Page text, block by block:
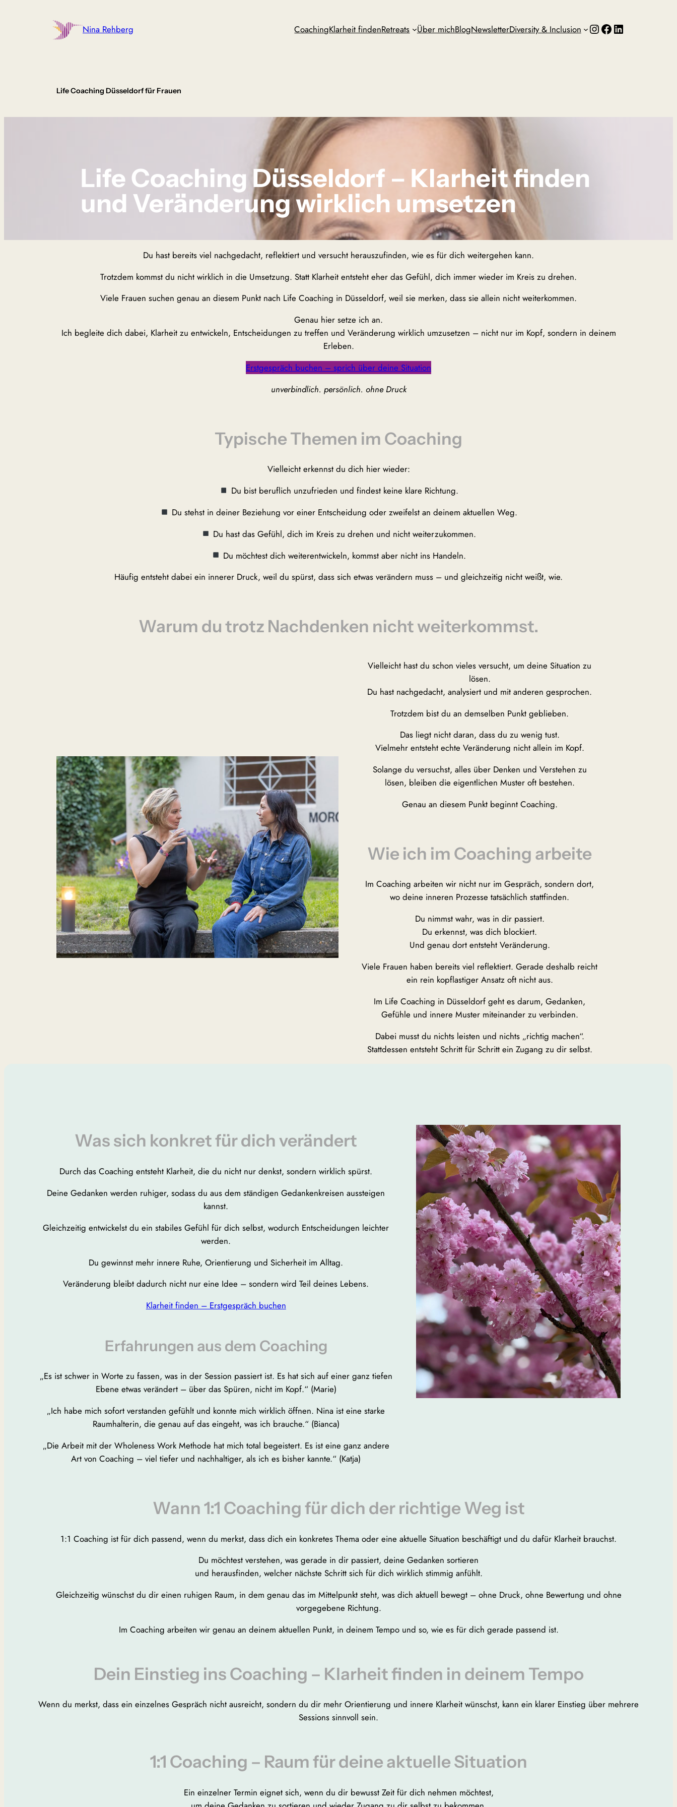
Nina Rehberg CoachingKlarheit findenRetreats Über michBlogNewsletterDiversity & Inclusion Instagram
Facebook
LinkedIn
Life Coaching Düsseldorf für Frauen
Life Coaching Düsseldorf – Klarheit finden
und Veränderung wirklich umsetzen
Du hast bereits viel nachgedacht, reflektiert und versucht herauszufinden, wie es für dich weitergehen kann.
Trotzdem kommst du nicht wirklich in die Umsetzung. Statt Klarheit entsteht eher das Gefühl, dich immer wieder im Kreis zu drehen.
Viele Frauen suchen genau an diesem Punkt nach Life Coaching in Düsseldorf, weil sie merken, dass sie allein nicht weiterkommen.
Genau hier setze ich an.
Ich begleite dich dabei, Klarheit zu entwickeln, Entscheidungen zu treffen und Veränderung wirklich umzusetzen – nicht nur im Kopf, sondern in deinem
Erleben.
Erstgespräch buchen – sprich über deine Situation
unverbindlich. persönlich. ohne Druck
Typische Themen im Coaching
Vielleicht erkennst du dich hier wieder:
Du bist beruflich unzufrieden und findest keine klare Richtung.
Du stehst in deiner Beziehung vor einer Entscheidung oder zweifelst an deinem aktuellen Weg.
Du hast das Gefühl, dich im Kreis zu drehen und nicht weiterzukommen.
Du möchtest dich weiterentwickeln, kommst aber nicht ins Handeln.
Häufig entsteht dabei ein innerer Druck, weil du spürst, dass sich etwas verändern muss – und gleichzeitig nicht weißt, wie.
Warum du trotz Nachdenken nicht weiterkommst.
Vielleicht hast du schon vieles versucht, um deine Situation zu
lösen.
Du hast nachgedacht, analysiert und mit anderen gesprochen.
Trotzdem bist du an demselben Punkt geblieben.
Das liegt nicht daran, dass du zu wenig tust.
Vielmehr entsteht echte Veränderung nicht allein im Kopf.
Solange du versuchst, alles über Denken und Verstehen zu
lösen, bleiben die eigentlichen Muster oft bestehen.
Genau an diesem Punkt beginnt Coaching.
Wie ich im Coaching arbeite
Im Coaching arbeiten wir nicht nur im Gespräch, sondern dort,
wo deine inneren Prozesse tatsächlich stattfinden.
Du nimmst wahr, was in dir passiert.
Du erkennst, was dich blockiert.
Und genau dort entsteht Veränderung.
Viele Frauen haben bereits viel reflektiert. Gerade deshalb reicht
ein rein kopflastiger Ansatz oft nicht aus.
Im Life Coaching in Düsseldorf geht es darum, Gedanken,
Gefühle und innere Muster miteinander zu verbinden.
Dabei musst du nichts leisten und nichts „richtig machen“.
Stattdessen entsteht Schritt für Schritt ein Zugang zu dir selbst.
Was sich konkret für dich verändert
Durch das Coaching entsteht Klarheit, die du nicht nur denkst, sondern wirklich spürst.
Deine Gedanken werden ruhiger, sodass du aus dem ständigen Gedankenkreisen aussteigen
kannst.
Gleichzeitig entwickelst du ein stabiles Gefühl für dich selbst, wodurch Entscheidungen leichter
werden.
Du gewinnst mehr innere Ruhe, Orientierung und Sicherheit im Alltag.
Veränderung bleibt dadurch nicht nur eine Idee – sondern wird Teil deines Lebens.
Klarheit finden – Erstgespräch buchen
Erfahrungen aus dem Coaching
„Es ist schwer in Worte zu fassen, was in der Session passiert ist. Es hat sich auf einer ganz tiefen
Ebene etwas verändert – über das Spüren, nicht im Kopf.“ (Marie)
„Ich habe mich sofort verstanden gefühlt und konnte mich wirklich öffnen. Nina ist eine starke
Raumhalterin, die genau auf das eingeht, was ich brauche.“ (Bianca)
„Die Arbeit mit der Wholeness Work Methode hat mich total begeistert. Es ist eine ganz andere
Art von Coaching – viel tiefer und nachhaltiger, als ich es bisher kannte.“ (Katja)
Wann 1:1 Coaching für dich der richtige Weg ist
1:1 Coaching ist für dich passend, wenn du merkst, dass dich ein konkretes Thema oder eine aktuelle Situation beschäftigt und du dafür Klarheit brauchst.
Du möchtest verstehen, was gerade in dir passiert, deine Gedanken sortieren
und herausfinden, welcher nächste Schritt sich für dich wirklich stimmig anfühlt.
Gleichzeitig wünschst du dir einen ruhigen Raum, in dem genau das im Mittelpunkt steht, was dich aktuell bewegt – ohne Druck, ohne Bewertung und ohne
vorgegebene Richtung.
Im Coaching arbeiten wir genau an deinem aktuellen Punkt, in deinem Tempo und so, wie es für dich gerade passend ist.
Dein Einstieg ins Coaching – Klarheit finden in deinem Tempo
Wenn du merkst, dass ein einzelnes Gespräch nicht ausreicht, sondern du dir mehr Orientierung und innere Klarheit wünschst, kann ein klarer Einstieg über mehrere
Sessions sinnvoll sein.
1:1 Coaching – Raum für deine aktuelle Situation
Ein einzelner Termin eignet sich, wenn du dir bewusst Zeit für dich nehmen möchtest,